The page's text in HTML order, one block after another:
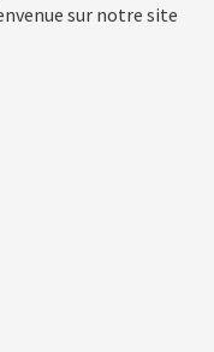
sur notre site